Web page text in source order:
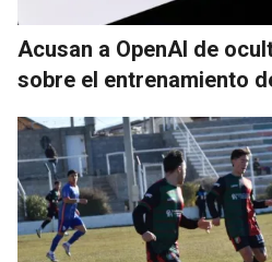
Acusan a OpenAI de
sobre el entrenamiento